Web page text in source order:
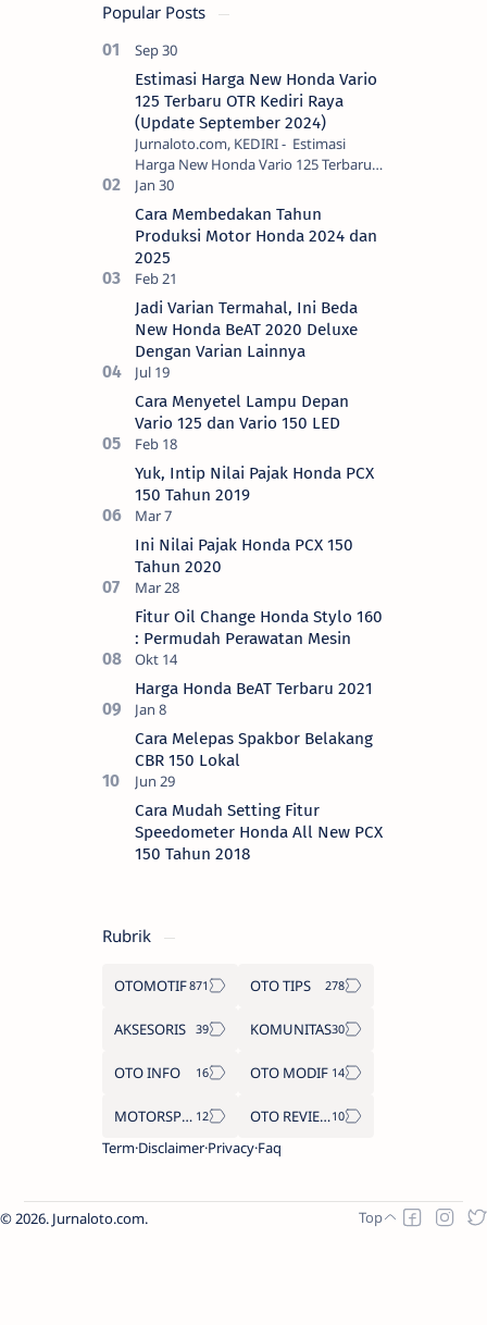
Popular Posts
Estimasi Harga New Honda Vario
125 Terbaru OTR Kediri Raya
(Update September 2024)
Jurnaloto.com, KEDIRI - Estimasi
Harga New Honda Vario 125 Terbaru
OTR Kediri Raya (Update September
2024) Brosis sekalian, PT Astra Honda
Motor (AH…
Cara Membedakan Tahun
Produksi Motor Honda 2024 dan
2025
Jadi Varian Termahal, Ini Beda
New Honda BeAT 2020 Deluxe
Dengan Varian Lainnya
Cara Menyetel Lampu Depan
Vario 125 dan Vario 150 LED
Yuk, Intip Nilai Pajak Honda PCX
150 Tahun 2019
Ini Nilai Pajak Honda PCX 150
Tahun 2020
Fitur Oil Change Honda Stylo 160
: Permudah Perawatan Mesin
Harga Honda BeAT Terbaru 2021
Cara Melepas Spakbor Belakang
CBR 150 Lokal
Cara Mudah Setting Fitur
Speedometer Honda All New PCX
150 Tahun 2018
Rubrik
OTOMOTIF OTO TIPS
AKSESORIS KOMUNITAS
OTO INFO OTO MODIF
MOTORSPORT
OTO REVIEW
Term Disclaimer Privacy Faq
2026. Jurnaloto.com.